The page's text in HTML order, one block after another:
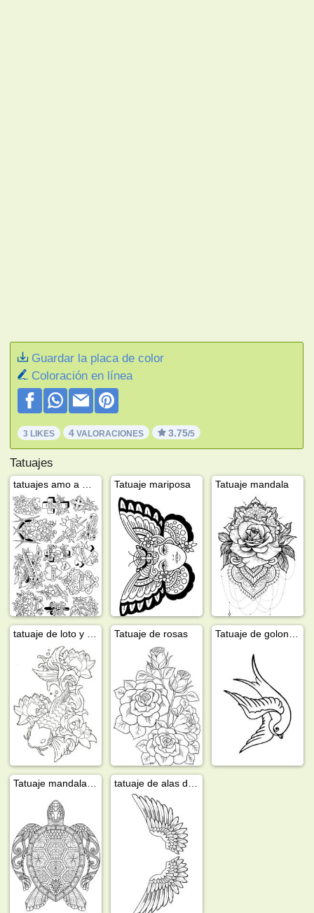
Guardar la placa de color
Coloración en línea
3 LIKES 4 VALORACIONES 3.75/5
Tatuajes
Tatuaje mariposa Tatuaje mandala
Tatuaje de rosas